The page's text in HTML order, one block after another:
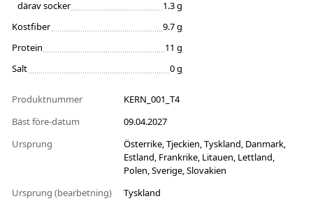
därav socker
1.3 g
Kostfiber
9.7 g
Protein
11 g
Salt
0 g
Produktnummer
KERN_001_T4
Bäst före-datum
09.04.2027
Ursprung
Österrike, Tjeckien, Tyskland, Danmark,
Estland, Frankrike, Litauen, Lettland,
Polen, Sverige, Slovakien
Ursprung (bearbetning)
Tyskland